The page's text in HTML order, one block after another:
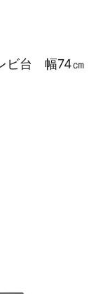
ビ台 幅74㎝